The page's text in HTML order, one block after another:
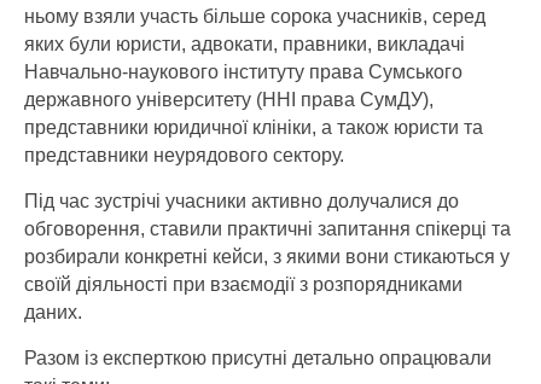
ньому взяли участь більше сорока учасників, серед
яких були юристи, адвокати, правники, викладачі
Навчально-наукового інституту права Сумського
державного університету (ННІ права СумДУ),
представники юридичної клініки, а також юристи та
представники неурядового сектору.
Під час зустрічі учасники активно долучалися до
обговорення, ставили практичні запитання спікерці та
розбирали конкретні кейси, з якими вони стикаються у
своїй діяльності при взаємодії з розпорядниками
даних.
Разом із експерткою присутні детально опрацювали